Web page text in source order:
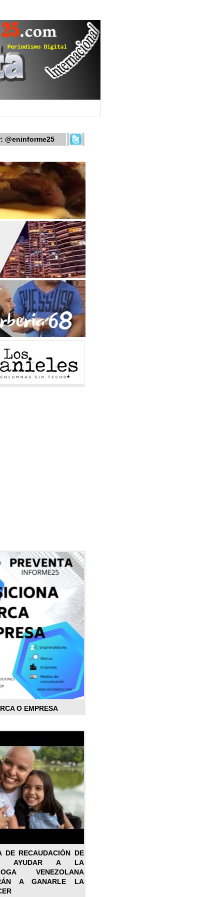
@eninforme25
O EMPRESA
DE RECAUDACIÓN DE
AYUDAR A LA
VENEZOLANA
A GANARLE LA